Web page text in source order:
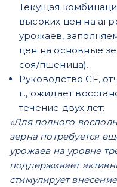
Текущая
высоких цен на
урожаев,
цен на основные
соя/пшеница).
Руководство CF,
г., ожидает
течение двух лет:
«Для полного
зерна потребуется
урожаев на уровне
поддерживает
стимулирует